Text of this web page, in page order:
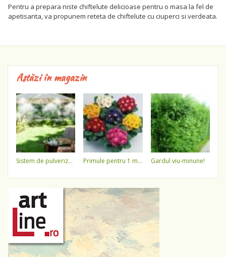
Pentru a prepara niste chiftelute delicioase pentru o masa la fel de
apetisanta, va propunem reteta de chiftelute cu ciuperci si verdeata.
Astăzi în magazin
sistem de pulverizare a apei primule pentru 1 martie 3,5 lei / ghiveci !!!! gardul viu-minune!